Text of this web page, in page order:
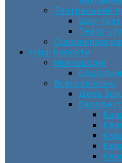
Театральний
Шоу-
Театр-
Основи
Наші проєкти
Міжнародні
Всеукраїнські
День
Єврофест